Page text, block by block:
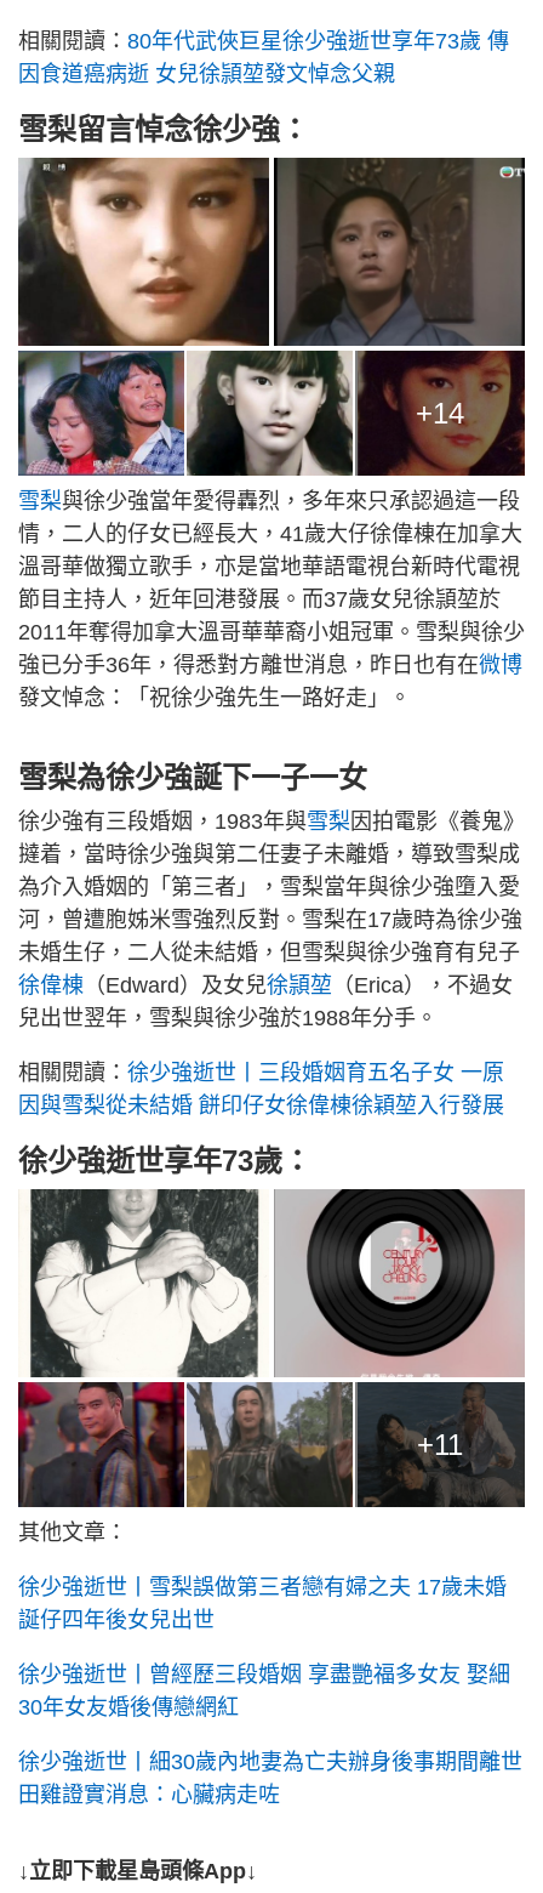
相關閱讀： 80年代武俠巨星徐少強逝世享年73歲 傳
因食道癌病逝 女兒徐頴堃發文悼念父親
雪梨留言悼念徐少強：
+14
雪梨與徐少強當年愛得轟烈，多年來只承認過這一段
情，二人的仔女已經長大，41歲大仔徐偉棟在加拿大
溫哥華做獨立歌手，亦是當地華語電視台新時代電視
節目主持人，近年回港發展。而37歲女兒徐頴堃於
2011年奪得加拿大溫哥華華裔小姐冠軍。雪梨與徐少
強已分手36年，得悉對方離世消息，昨日也有在微博
發文悼念：「祝徐少強先生一路好走」。
雪梨為徐少強誕下一子一女
徐少強有三段婚姻，1983年與雪梨 因拍電影《養鬼》
撻着，當時徐少強與第二任妻子未離婚，導致雪梨成
為介入婚姻的「第三者」，雪梨當年與徐少強墮入愛
河，曾遭胞姊米雪強烈反對。雪梨在17歲時為徐少強
未婚生仔，二人從未結婚，但雪梨與徐少強育有兒子
徐偉棟 （Edward）及女兒徐頴堃 （Erica），不過女
兒出世翌年，雪梨與徐少強於1988年分手。
相關閱讀： 徐少強逝世丨三段婚姻育五名子女 一原
因與雪梨從未結婚 餅印仔女徐偉棟徐穎堃入行發展
徐少強逝世享年73歲：
+11
其他文章：
徐少強逝世丨雪梨誤做第三者戀有婦之夫 17歲未婚
誕仔四年後女兒出世
徐少強逝世丨曾經歷三段婚姻 享盡艷福多女友 娶細
30年女友婚後傳戀網紅
徐少強逝世丨細30歲內地妻為亡夫辦身後事期間離世
田雞證實消息：心臟病走咗
↓立即下載星島頭條App↓